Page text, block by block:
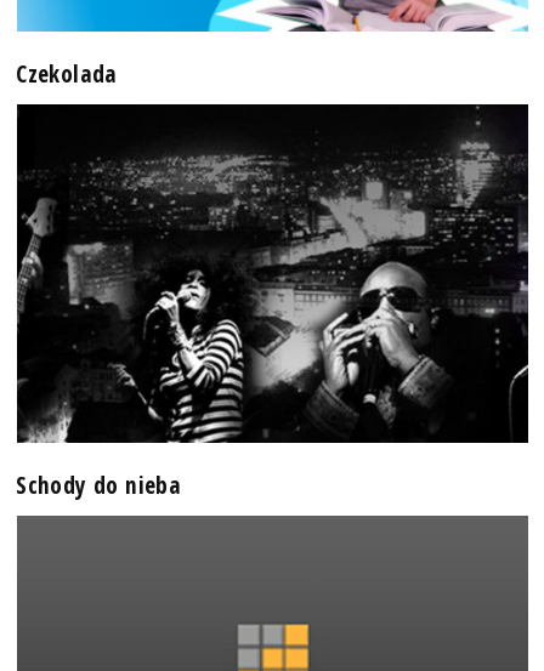
Czekolada
Schody do nieba